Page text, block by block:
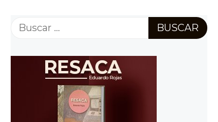
Buscar: